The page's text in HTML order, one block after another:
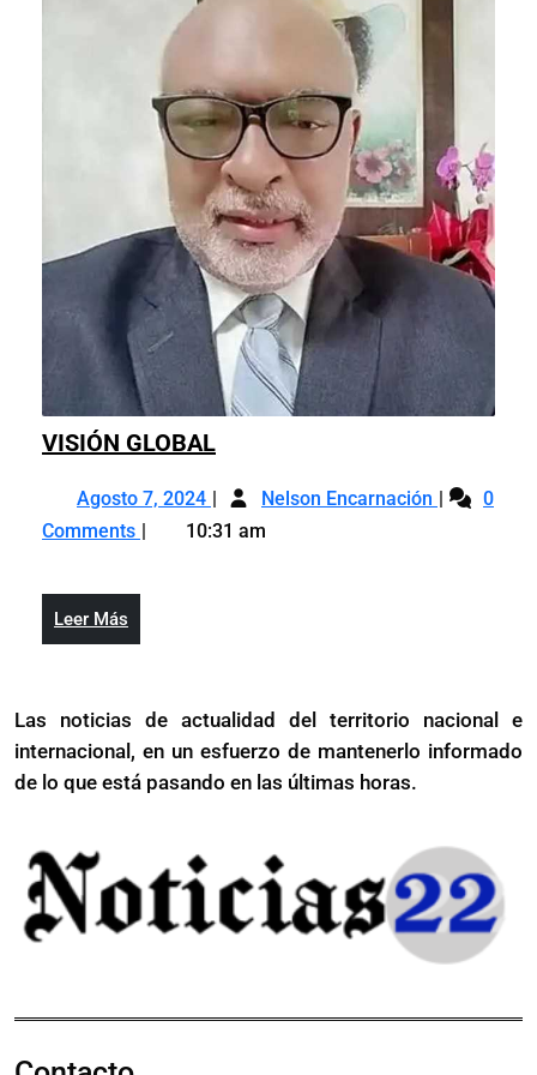
VISIÓN GLOBALVISIÓN
Agosto 7, 2024 Agosto
7,
Nelson Encarnación VISIÓN
0
Comments
10:31 am
Leer Más
Más
Las noticias de actualidad del territorio nacional e
internacional, en un esfuerzo de mantenerlo informado
de lo que está pasando en las últimas horas.